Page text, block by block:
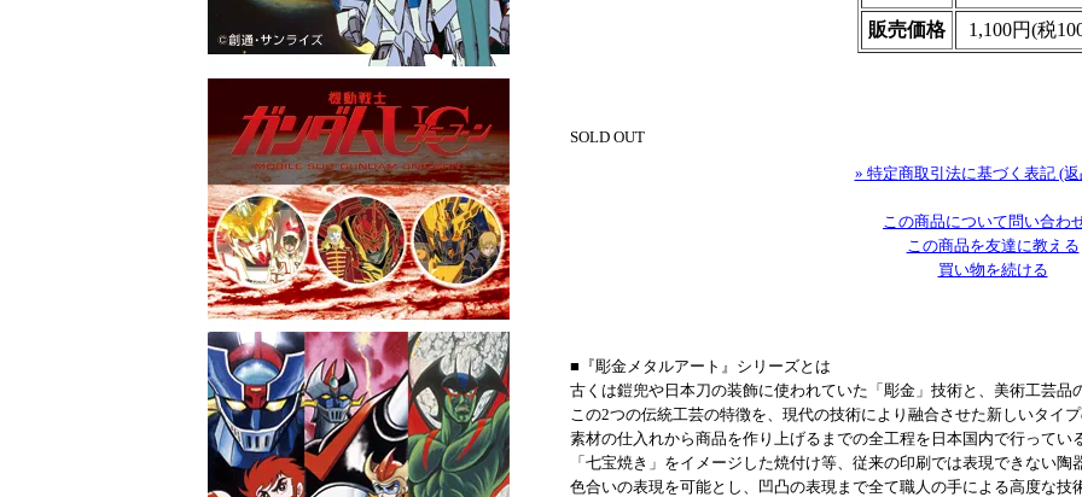
販売価格
1,100円(税
SOLD OUT
» 特定商取引法に基づく表記 (
この商品について問い合わ
この商品を友達に教える
買い物を続ける
■『彫金メタルアート』シリーズとは
古くは鎧兜や日本刀の装飾に使われていた「彫金」技術と、美術工芸品
この2つの伝統工芸の特徴を、現代の技術により融合させた新しいタイ
素材の仕入れから商品を作り上げるまでの全工程を日本国内で行ってい
「七宝焼き」をイメージした焼付け等、従来の印刷では表現できない陶
色合いの表現を可能とし、凹凸の表現まで全て職人の手による高度な技